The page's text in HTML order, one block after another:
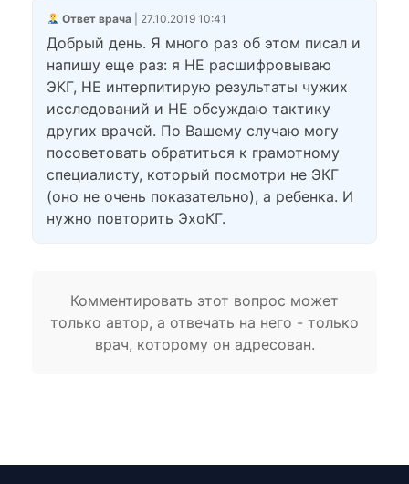
Ответ врача| 27.10.2019 10:41
Добрый день. Я много раз об этом писал и
напишу еще раз: я НЕ расшифровываю
ЭКГ, НЕ интерпитирую результаты чужих
исследований и НЕ обсуждаю тактику
других врачей. По Вашему случаю могу
посоветовать обратиться к грамотному
специалисту, который посмотри не ЭКГ
(оно не очень показательно), а ребенка. И
нужно повторить ЭхоКГ.
Комментировать этот вопрос может
только автор, а отвечать на него - только
врач, которому он адресован.